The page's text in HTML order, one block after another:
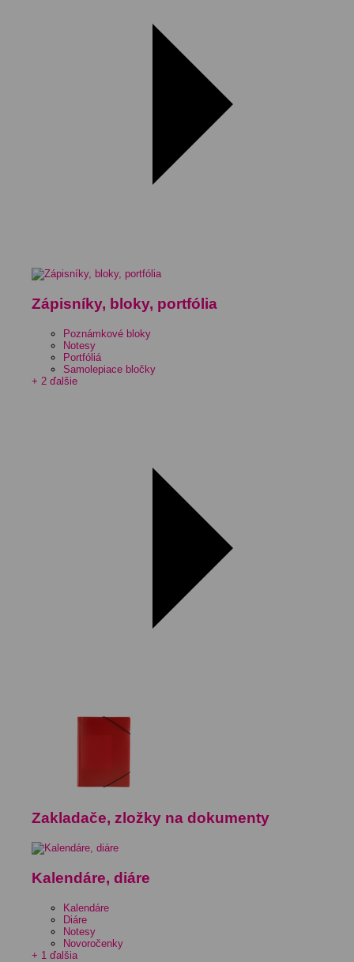
Zápisníky, bloky, portfólia
Poznámkové bloky
Notesy
Portfóliá
Samolepiace bločky
+ 2 ďalšie
Zakladače, zložky na dokumenty
Kalendáre, diáre
Kalendáre
Diáre
Notesy
Novoročenky
+ 1 ďalšia